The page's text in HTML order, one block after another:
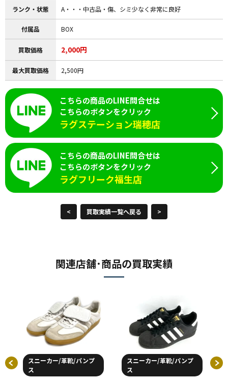
ランク・状態 A・・・中古品・傷、シミ少なく非常に良好
付属品 BOX
買取価格 2,000円
最大買取価格 2,500円
こちらの商品のLINE問合せは
こちらのボタンをクリック
ラグステーション瑞穂店
こちらの商品のLINE問合せは
こちらのボタンをクリック
ラグフリーク福生店
< 買取実績一覧へ戻る >
関連店舗･商品の買取実績
スニーカー/革靴/パンプ
ス
スニーカー/革靴/パンプ
ス